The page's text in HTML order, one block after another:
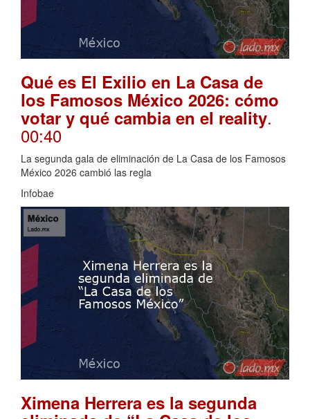
Qué es El Exilio en La Casa de
los Famosos México 2026: cómo
votar y qué cambia en el reality.
00:40
La segunda gala de eliminación de La Casa de los Famosos
México 2026 cambió las regla
Infobae
Ximena Herrera es la segunda